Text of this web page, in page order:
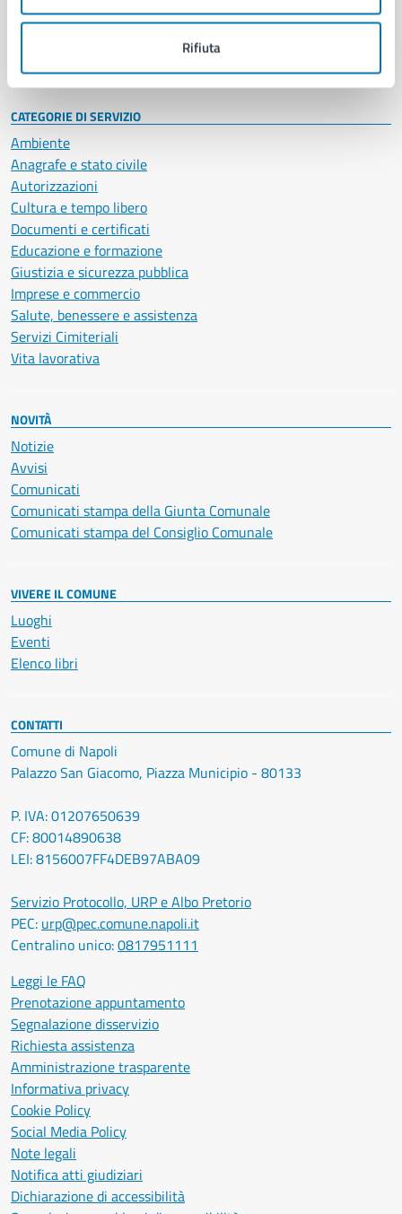
Rifiuta
Personale amministrativo
Intranet, posta aziendale e protocollo
CATEGORIE DI SERVIZIO
Ambiente
Anagrafe e stato civile
Autorizzazioni
Cultura e tempo libero
Documenti e certificati
Educazione e formazione
Giustizia e sicurezza pubblica
Imprese e commercio
Salute, benessere e assistenza
Servizi Cimiteriali
Vita lavorativa
NOVITÀ
Notizie
Avvisi
Comunicati
Comunicati stampa della Giunta Comunale
Comunicati stampa del Consiglio Comunale
VIVERE IL COMUNE
Luoghi
Eventi
Elenco libri
CONTATTI
Comune di Napoli
Palazzo San Giacomo, Piazza Municipio - 80133
P. IVA: 01207650639
CF: 80014890638
LEI: 8156007FF4DEB97ABA09
Servizio Protocollo, URP e Albo Pretorio
PEC: urp@pec.comune.napoli.it
Centralino unico:0817951111
Leggi le FAQ
Prenotazione appuntamento
Segnalazione disservizio
Richiesta assistenza
Amministrazione trasparente
Informativa privacy
Cookie Policy
Social Media Policy
Note legali
Notifica atti giudiziari
Dichiarazione di accessibilità